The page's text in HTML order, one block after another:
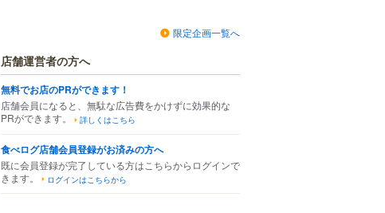
限定企画一覧へ
店舗運営者の方へ
無料でお店のPRができます！
店舗会員になると、無駄な広告費をかけずに効果的な
PRができます。
詳しくはこちら
食べログ店舗会員登録がお済みの方へ
既に会員登録が完了している方はこちらからログインで
きます。
ログインはこちらから